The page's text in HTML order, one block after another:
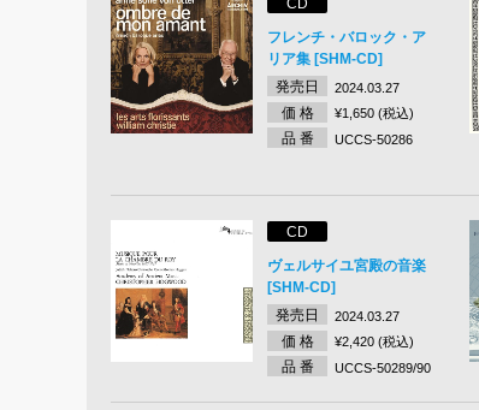
CD
フレンチ・バロック・ア
リア集 [SHM-CD]
発売日
2024.03.27
価 格 ¥1,650 (税込)
品 番 UCCS-50286
CD
ヴェルサイユ宮殿の音楽
[SHM-CD]
発売日
2024.03.27
価 格 ¥2,420 (税込)
品 番 UCCS-50289/90